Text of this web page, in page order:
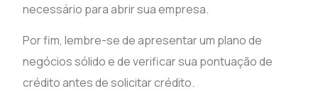
necessário para abrir sua empresa.
Por fim, lembre-se de apresentar um plano de
negócios sólido e de verificar sua pontuação de
crédito antes de solicitar crédito.